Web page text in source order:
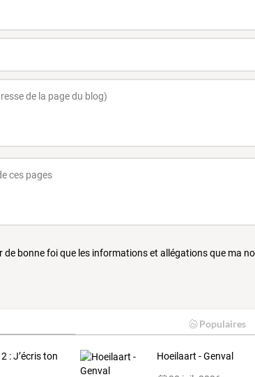
de bonne foi que les informations et allégations que ma
Populaires
: J’écris ton
Hoeilaart - Genval